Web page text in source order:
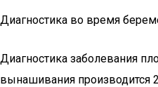
Диагностика во время
Диагностика заболевания
вынашивания производится